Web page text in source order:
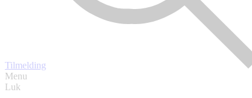
Tilmelding
Menu
Luk